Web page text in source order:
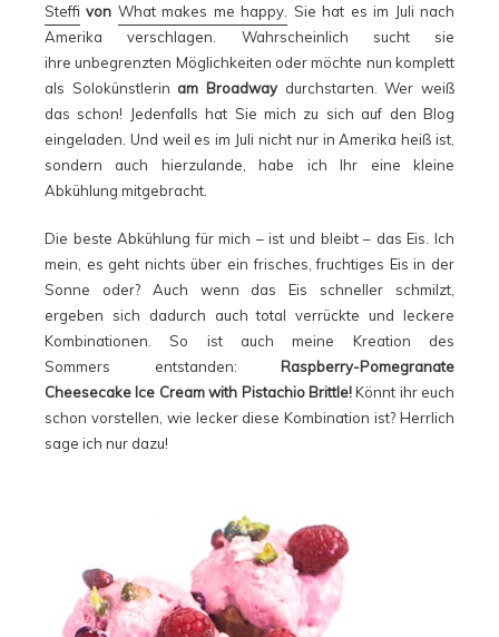
Steffi von What makes me happy. Sie hat es im Juli nach
Amerika verschlagen. Wahrscheinlich sucht sie
ihre unbegrenzten Möglichkeiten oder möchte nun komplett
als Solokünstlerin am Broadway durchstarten. Wer weiß
das schon! Jedenfalls hat Sie mich zu sich auf den Blog
eingeladen. Und weil es im Juli nicht nur in Amerika heiß ist,
sondern auch hierzulande, habe ich Ihr eine kleine
Abkühlung mitgebracht.
Die beste Abkühlung für mich – ist und bleibt – das Eis. Ich
mein, es geht nichts über ein frisches, fruchtiges Eis in der
Sonne oder? Auch wenn das Eis schneller schmilzt,
ergeben sich dadurch auch total verrückte und leckere
Kombinationen. So ist auch meine Kreation des
Sommers entstanden: Raspberry-Pomegranate
Cheesecake Ice Cream with Pistachio Brittle!Könnt ihr euch
schon vorstellen, wie lecker diese Kombination ist? Herrlich
sage ich nur dazu!